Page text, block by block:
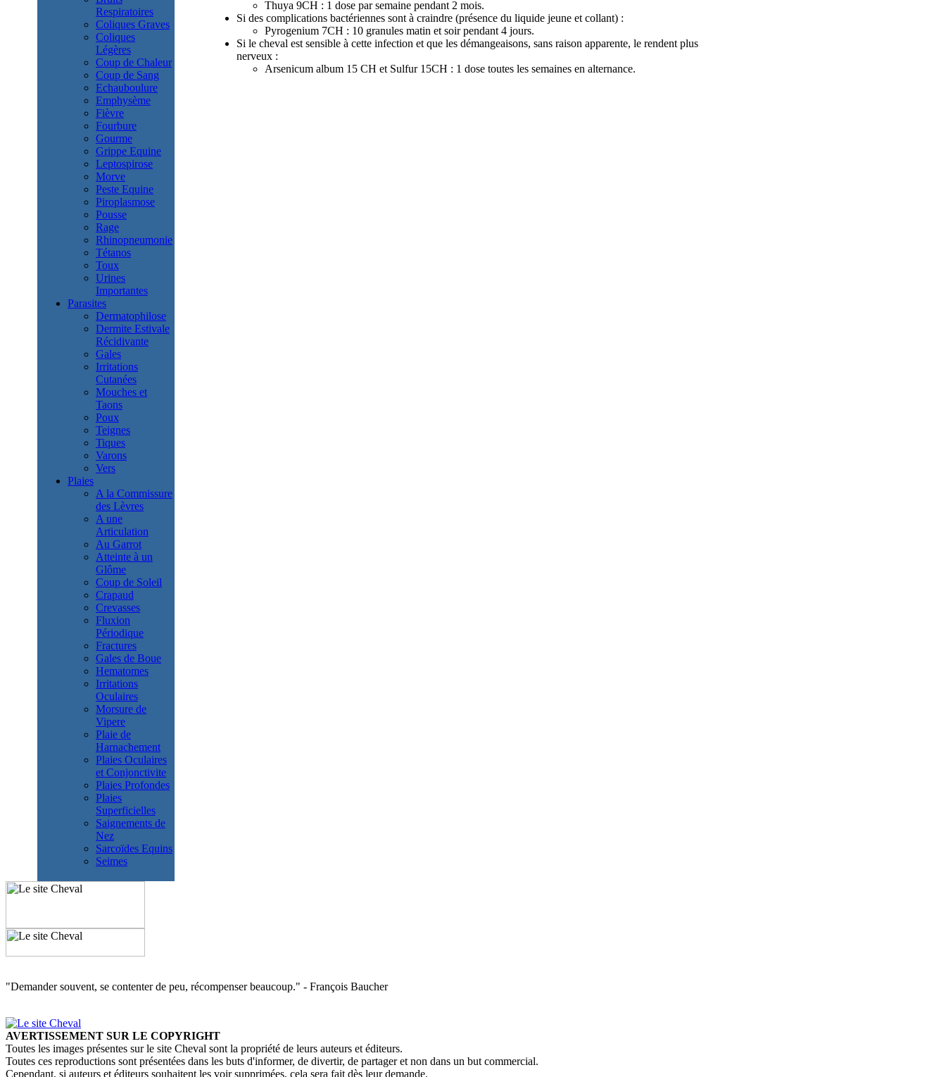
Respiratoires
Coliques Graves
Coliques
Légères
Coup de Chaleur
Coup de Sang
Echauboulure
Emphysème
Fièvre
Fourbure
Gourme
Grippe Equine
Leptospirose
Morve
Peste Equine
Piroplasmose
Pousse
Rage
Rhinopneumonie
Tétanos
Toux
Urines
Importantes
Parasites
Dermatophilose
Dermite Estivale
Récidivante
Gales
Irritations
Cutanées
Mouches et
Taons
Poux
Teignes
Tiques
Varons
Vers
Plaies
A la Commissure
des Lèvres
A une
Articulation
Au Garrot
Atteinte à un
Glôme
Coup de Soleil
Crapaud
Crevasses
Fluxion
Périodique
Fractures
Gales de Boue
Hematomes
Irritations
Oculaires
Morsure de
Vipere
Plaie de
Harnachement
Plaies Oculaires
et Conjonctivite
Plaies Profondes
Plaies
Superficielles
Saignements de
Nez
Sarcoïdes Equins
Seimes
Thuya 9CH : 1 dose par semaine pendant 2 mois.
Si des complications bactériennes sont à craindre (présence du liquide jeune et collant) :
Pyrogenium 7CH : 10 granules matin et soir pendant 4 jours.
Si le cheval est sensible à cette infection et que les démangeaisons, sans raison apparente, le rendent plus
nerveux :
Arsenicum album 15 CH et Sulfur 15CH : 1 dose toutes les semaines en alternance.
"Demander souvent, se contenter de peu, récompenser beaucoup." - François Baucher
AVERTISSEMENT SUR LE COPYRIGHT
Toutes les images présentes sur le site Cheval sont la propriété de leurs auteurs et éditeurs.
Toutes ces reproductions sont présentées dans les buts d'informer, de divertir, de partager et non dans un but commercial.
Cependant, si auteurs et éditeurs souhaitent les voir supprimées, cela sera fait dès leur demande.